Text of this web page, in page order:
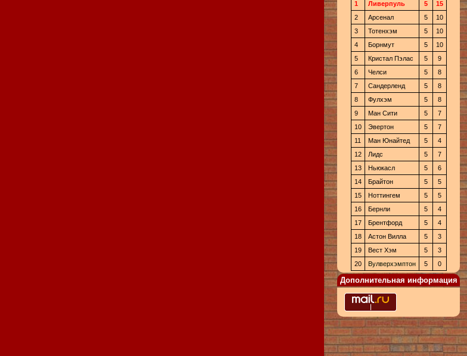
1 Ливерпуль 5
15
2
Арсенал 5
10
3
Тотенхэм 5
10
4
Борнмут 5
10
5
Кристал Пэлас 5
9
6
Челси 5
8
7
Сандерленд 5
8
8
Фулхэм 5
8
9
Ман Сити 5
7
10
Эвертон 5
7
11
Ман Юнайтед 5
4
12
Лидс 5
7
13
Ньюкасл 5
6
14
Брайтон 5
5
15
Ноттингем 5
5
16
Бернли 5
4
17
Брентфорд 5
4
18
Астон Вилла 5
3
19
Вест Хэм 5
3
20
Вулверхэмптон 5 0
Дополнительная информация